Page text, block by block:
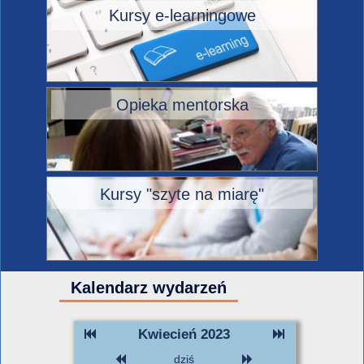
Kursy e-learningowe
Opieka mentorska
Kursy "szyte na miarę"
Kalendarz wydarzeń
Kwiecień 2023
dziś